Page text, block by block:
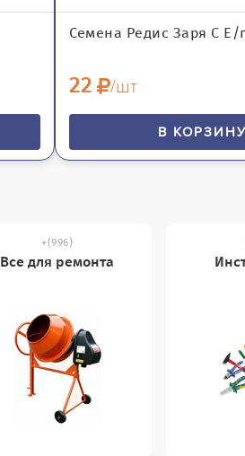
Семена Редис Заря С Е/
22 /шт
В КОРЗИНУ
(996)
Все для ремонта